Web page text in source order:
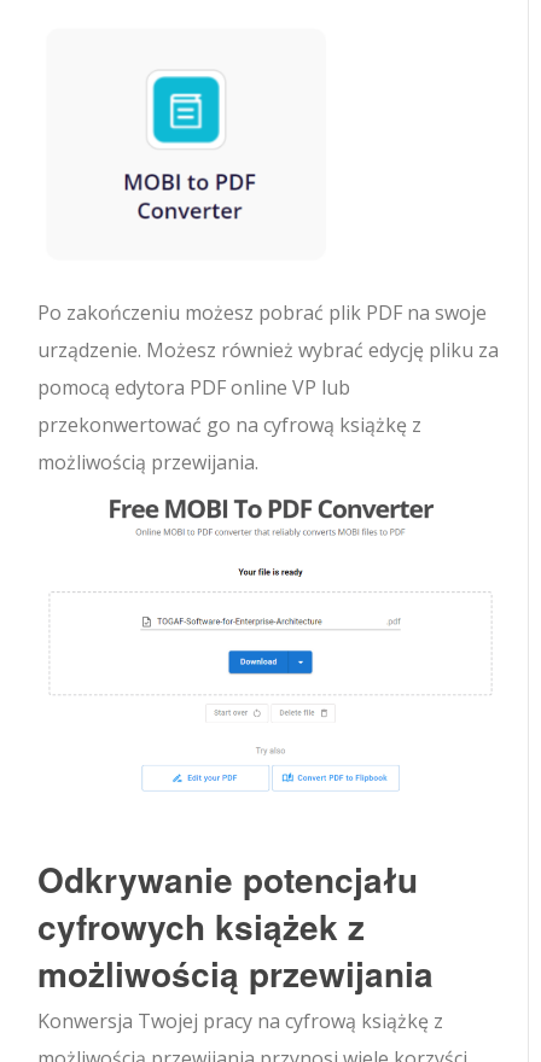
Po zakończeniu możesz pobrać plik PDF na swoje
urządzenie. Możesz również wybrać edycję pliku za
pomocą edytora PDF online VP lub
przekonwertować go na cyfrową książkę z
możliwością przewijania.
Odkrywanie potencjału
cyfrowych książek z
możliwością przewijania
Konwersja Twojej pracy na cyfrową książkę z